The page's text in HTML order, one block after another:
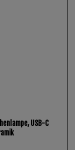
USB-C